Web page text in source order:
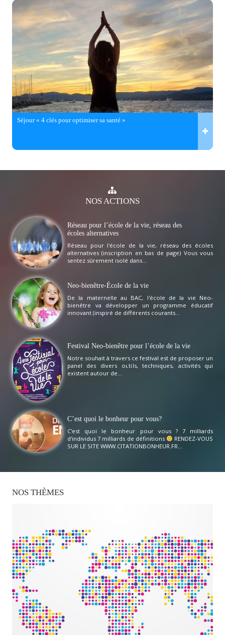
Séjour « 4 clés pour optimiser sa santé »
NOSACTIONS
Réseau pour l’école de la vie, réseau des
écoles alternatives
Réseau pour l'école de la vie, réseau des écoles
alternatives (inscription en bas de page) Vous vous
sentez sûrement isolé dans...
Neo-bienêtre-École de la vie
De la maternelle au BAC, l'école de la vie Neo-
bienêtre va développer un programme éducatif
innovant (inspiré de différents courants...
Festival Neo-bienêtre pour l’école de la vie
Notre souhait à travers ce festival est de proposer un
panel des divers outils, techniques, activités qui
existent autour de...
C’est quoi le bonheur pour vous?
C'est quoi le bonheur pour vous ? 7 milliards
d'individus 7 milliards de définitions
RENDEZ-VOUS
SUR LE SITE WWW.CITATIONBONHEUR.FR...
NOS THÈMES